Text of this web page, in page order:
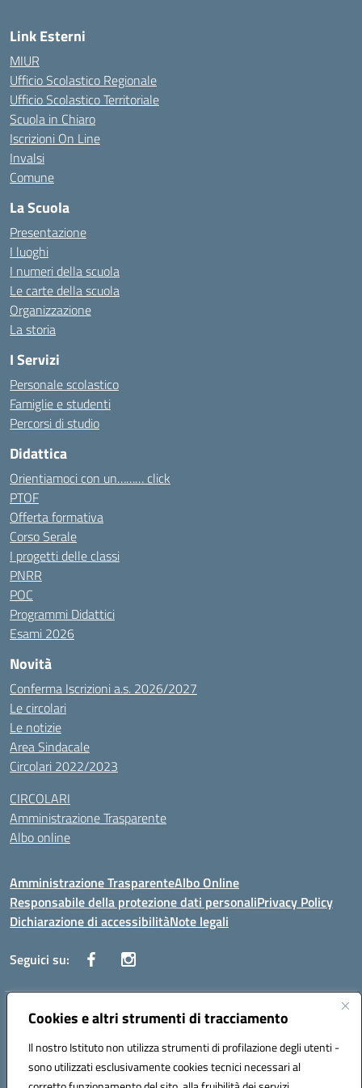
Cookies e altri strumenti di tracciamento
Il nostro Istituto non utilizza strumenti di profilazione degli utenti -
sono utilizzati esclusivamente cookies tecnici necessari al
Link Esterni
MIUR
Ufficio Scolastico Regionale
Ufficio Scolastico Territoriale
Scuola in Chiaro
Iscrizioni On Line
Invalsi
Comune
La Scuola
Presentazione
I luoghi
I numeri della scuola
Le carte della scuola
Organizzazione
La storia
I Servizi
Personale scolastico
Famiglie e studenti
Percorsi di studio
Didattica
Orientiamoci con un……… click
PTOF
Offerta formativa
Corso Serale
I progetti delle classi
PNRR
POC
Programmi Didattici
Esami 2026
Novità
Conferma Iscrizioni a.s. 2026/2027
Le circolari
Le notizie
Area Sindacale
Circolari 2022/2023
CIRCOLARI
Amministrazione Trasparente
Albo online
Amministrazione TrasparenteAlbo Online
Responsabile della protezione dati personaliPrivacy Policy
Dichiarazione di accessibilitàNote legali
Seguici su:
Indirizzo:Corso Vittorio Emanuele, 27 90133 - Palermo
Posta elettronica certificata (PEC):pais03600r@pec.istruzione.it
Codice fiscale: 97308550827